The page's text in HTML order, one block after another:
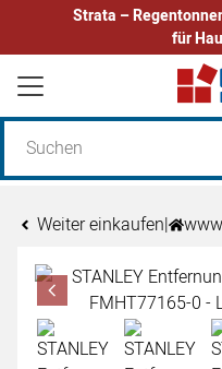
Strata –
für
Zum Hauptinhalt
Weiter einkaufen|
Produktgalerie
Zur Kaufbox